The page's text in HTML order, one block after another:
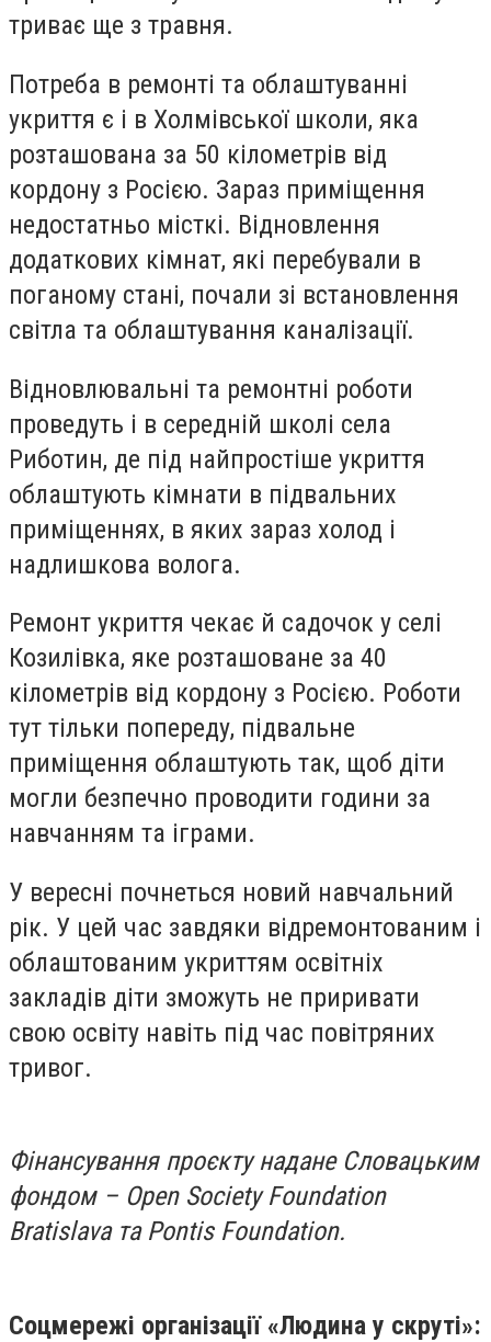
триває ще з травня.
Потреба в ремонті та облаштуванні
укриття є і в Холмівської школи, яка
розташована за 50 кілометрів від
кордону з Росією. Зараз приміщення
недостатньо місткі. Відновлення
додаткових кімнат, які перебували в
поганому стані, почали зі встановлення
світла та облаштування каналізації.
Відновлювальні та ремонтні роботи
проведуть і в середній школі села
Риботин, де під найпростіше укриття
облаштують кімнати в підвальних
приміщеннях, в яких зараз холод і
надлишкова волога.
Ремонт укриття чекає й садочок у селі
Козилівка, яке розташоване за 40
кілометрів від кордону з Росією. Роботи
тут тільки попереду, підвальне
приміщення облаштують так, щоб діти
могли безпечно проводити години за
навчанням та іграми.
У вересні почнеться новий навчальний
рік. У цей час завдяки відремонтованим і
облаштованим укриттям освітніх
закладів діти зможуть не приривати
свою освіту навіть під час повітряних
тривог.
Фінансування проєкту надане Словацьким
фондом – Open Society Foundation
Bratislava та Pontis Foundation.
Соцмережі організації «Людина у скруті»: